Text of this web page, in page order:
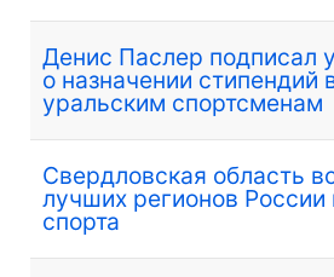
Денис Паслер подписал
о назначении
уральским спортсменам
Свердловская область
лучших регионов России
спорта